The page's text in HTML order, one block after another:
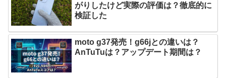
がりしたけど実際の評価は？徹底的に
検証した
moto g37発売！g66jとの違いは？
AnTuTuは？アップデート期間は？